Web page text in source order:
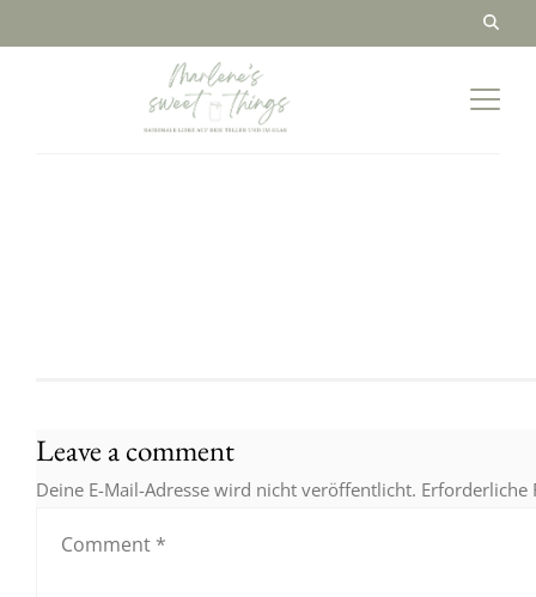
Leave a comment
Deine E-Mail-Adresse wird nicht veröffentlicht.